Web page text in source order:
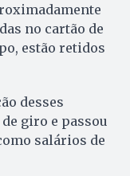
no cartão de
estão retidos
desses
giro e passou
salários de